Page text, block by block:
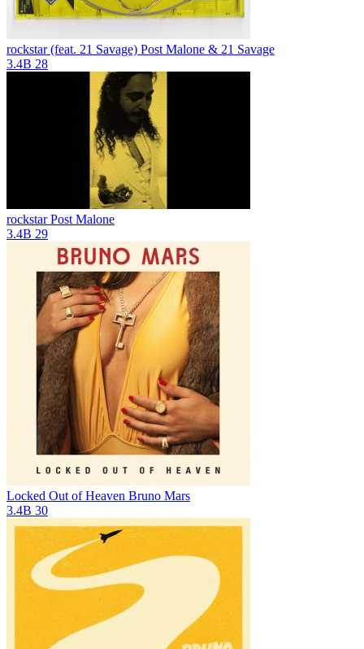
rockstar (feat. 21 Savage) Post Malone & 21 Savage
3.4B 28
rockstar Post Malone
3.4B 29
Locked Out of Heaven Bruno Mars
3.4B 30